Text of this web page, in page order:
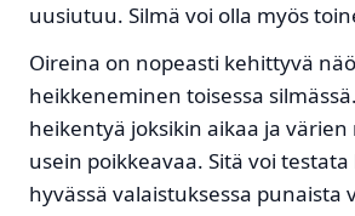
uusiutuu. Silmä voi olla myös
Oireina on nopeasti kehittyvä
heikkeneminen toisessa
heikentyä joksikin aikaa ja
usein poikkeavaa. Sitä voi
hyvässä valaistuksessa punaista